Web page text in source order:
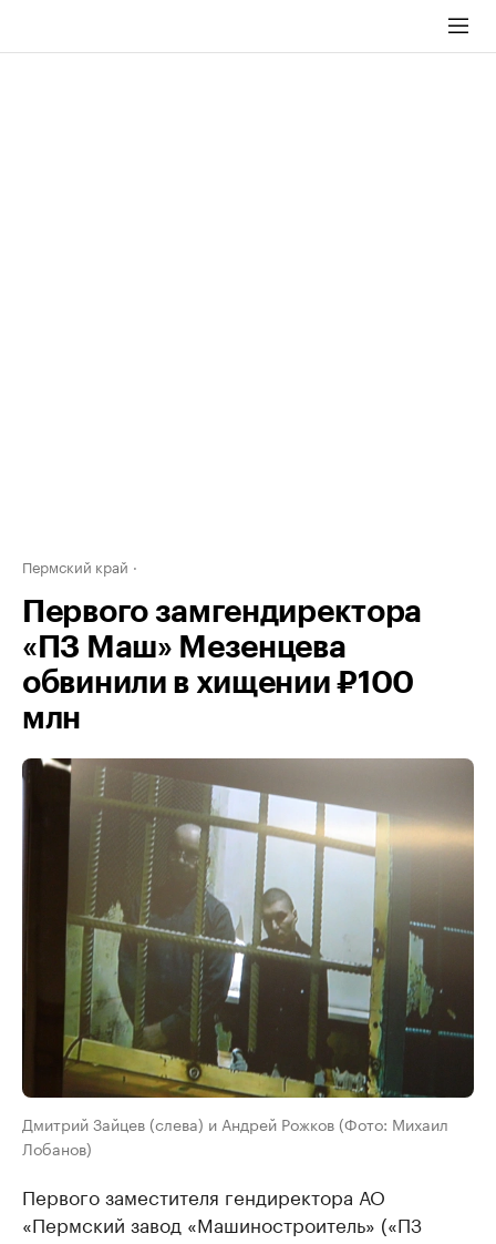
Пермский край
Первого замгендиректора
«ПЗ Маш» Мезенцева
обвинили в хищении ₽100
млн
Дмитрий Зайцев (слева) и Андрей Рожков (Фото: Михаил
Лобанов)
Первого заместителя гендиректора АО
«Пермский завод «Машиностроитель» («ПЗ